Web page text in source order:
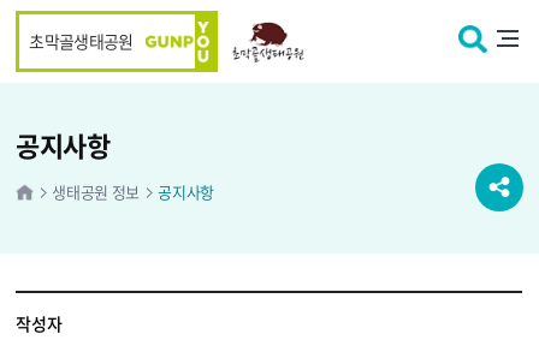
초막골생태공원
생태공원 정보 공지사항
공지사항
작성자